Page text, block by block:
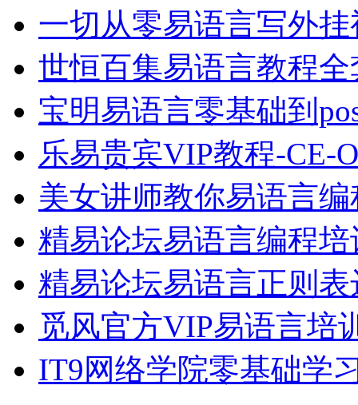
一切从零易语言写外
世恒百集易语言教程
宝明易语言零基础到
乐易贵宾VIP教程-CE-
美女讲师教你易语言
精易论坛易语言编程
精易论坛易语言正则
觅风官方VIP易语言培
IT9网络学院零基础学